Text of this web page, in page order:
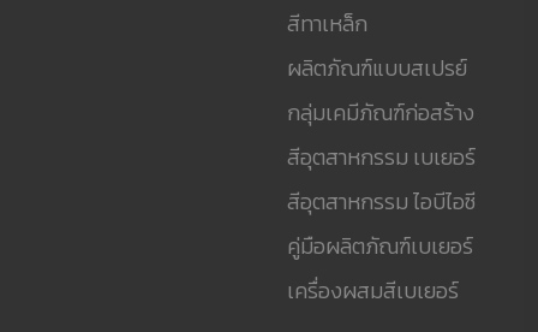
สีทาเหล็ก
ผลิตภัณฑ์แบบสเปรย์
กลุ่มเคมีภัณฑ์ก่อสร้าง
สีอุตสาหกรรม เบเยอร์
สีอุตสาหกรรม ไอบีไอซี
คู่มือผลิตภัณฑ์เบเยอร์
เครื่องผสมสีเบเยอร์